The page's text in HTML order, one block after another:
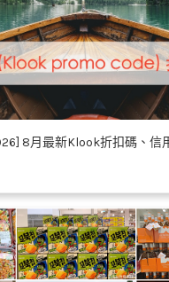
8月最新Klook折扣碼、信